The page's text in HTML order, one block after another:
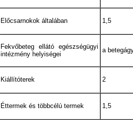
Előcsarnokok általában 1,5
Fekvőbeteg ellátó egészségügyi
intézmény helyiségei
a
Kiállítóterek 2
Éttermek és többcélú termek 1,5